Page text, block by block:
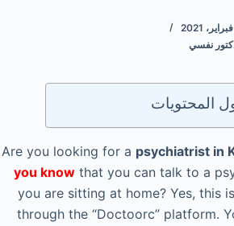
نفسي
المحتويات
Are you looking for a psychiatrist in
you know that you can talk to a
you are sitting at home? Yes, this
through the “Doctoorc” platform.